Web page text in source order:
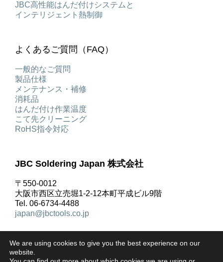
JBC高性能はんだ付けシステムと
インテリジェント熱制御
よくあるご質問（FAQ）
一般的なご質問
製品仕様
メンテナンス・補修
消耗品
はんだ付け作業温度
こて先クリーニング
RoHS指令対応
JBC Soldering Japan 株式会社
〒550-0012
大阪市西区立売堀1-2-12本町平成ビル9階
Tel. 06-6734-4488
japan@jbctools.co.jp
We are using cookies to give you the best experience on our
website.